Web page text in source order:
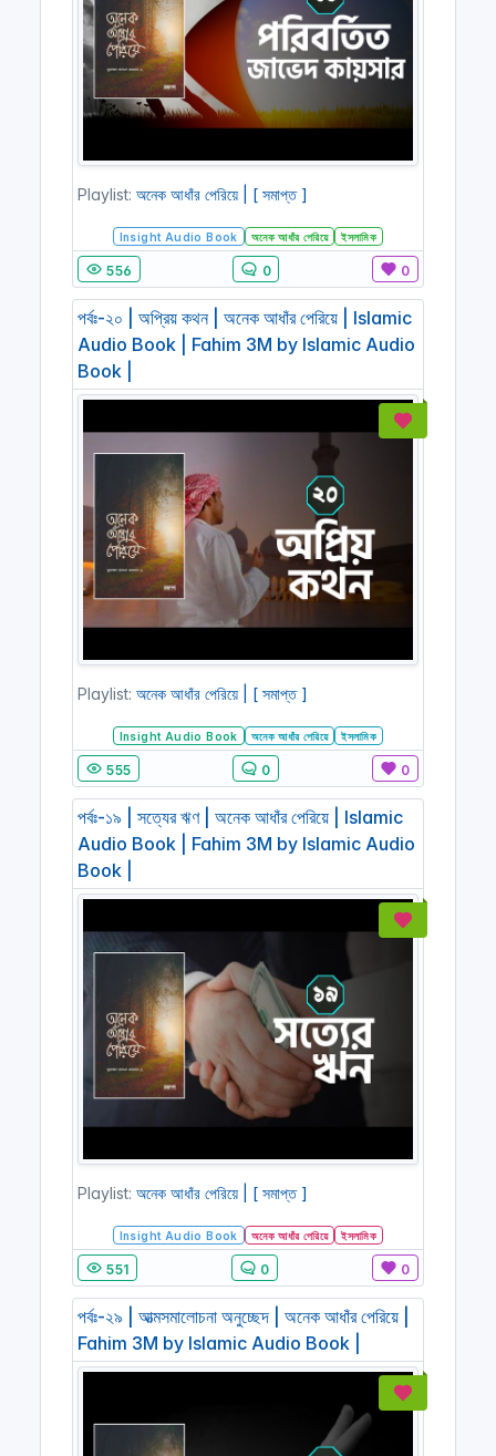
Playlist: অনেক আধাঁর পেরিয়ে | [ সমাপ্ত ]
Insight Audio Book অনেক আধাঁর পেরিয়ে ইসলামিক
556 0 0
পর্বঃ-২০ | অপ্রিয় কথন | অনেক আধাঁর পেরিয়ে | Islamic
Audio Book | Fahim 3M by Islamic Audio
Book |
Playlist: অনেক আধাঁর পেরিয়ে | [ সমাপ্ত ]
Insight Audio Book অনেক আধাঁর পেরিয়ে ইসলামিক
555 0 0
পর্বঃ-১৯ | সত্যের ঋণ | অনেক আধাঁর পেরিয়ে | Islamic
Audio Book | Fahim 3M by Islamic Audio
Book |
Playlist: অনেক আধাঁর পেরিয়ে | [ সমাপ্ত ]
Insight Audio Book অনেক আধাঁর পেরিয়ে ইসলামিক
551 0 0
পর্বঃ-২৯ | আত্মসমালোচনা অনুচ্ছেদ | অনেক আধাঁর পেরিয়ে |
Fahim 3M by Islamic Audio Book |